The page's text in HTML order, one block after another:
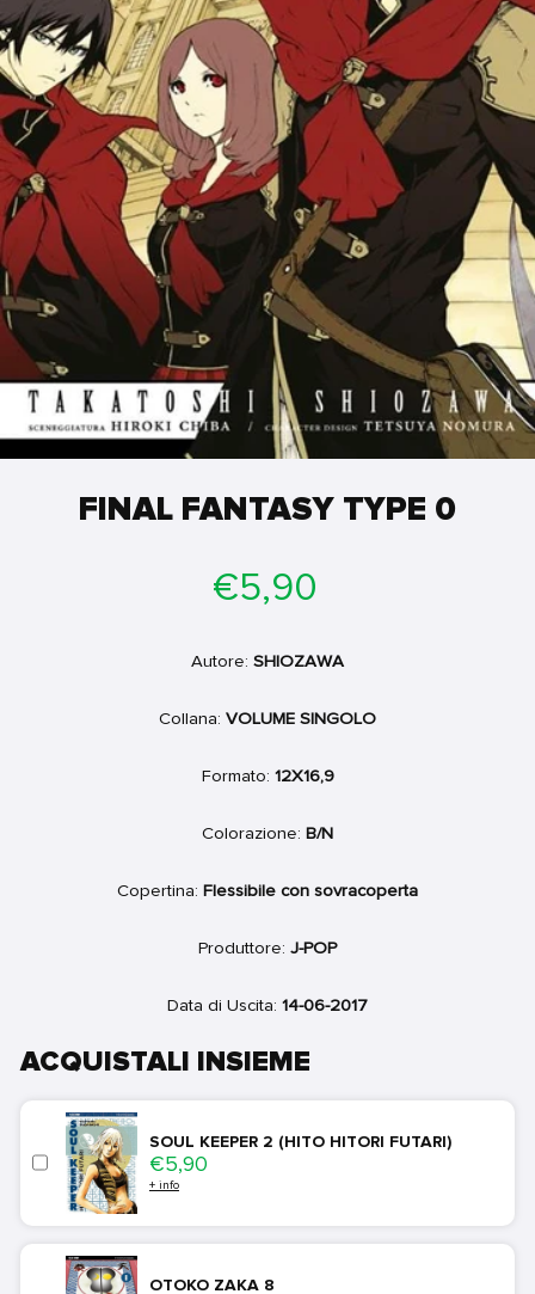
FINAL FANTASY TYPE 0
di
€5,90
Autore: SHIOZAWA
Collana: VOLUME SINGOLO
Formato: 12X16,9
Colorazione: B/N
Copertina: Flessibile con sovracoperta
Produttore: J-POP
Data di Uscita: 14-06-2017
ACQUISTALI INSIEME
SOUL KEEPER 2 (HITO HITORI FUTARI)
Price
€5,90
+ info
OTOKO ZAKA 8